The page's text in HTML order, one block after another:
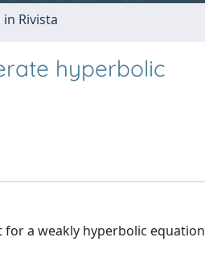
Rivista
hyperbolic
a weakly hyperbolic equation